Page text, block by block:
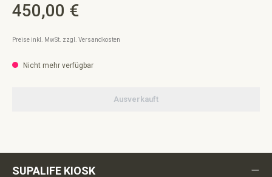
Regulärer Preis:
450,00 €
Preise inkl. MwSt. zzgl. Versandkosten
Nicht mehr verfügbar
Ausverkauft
SUPALIFE KIOSK